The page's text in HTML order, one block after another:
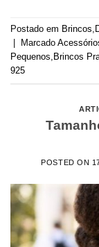
Postado em Brincos,
Marcado
Pequenos, Brincos
925
POSTED ON